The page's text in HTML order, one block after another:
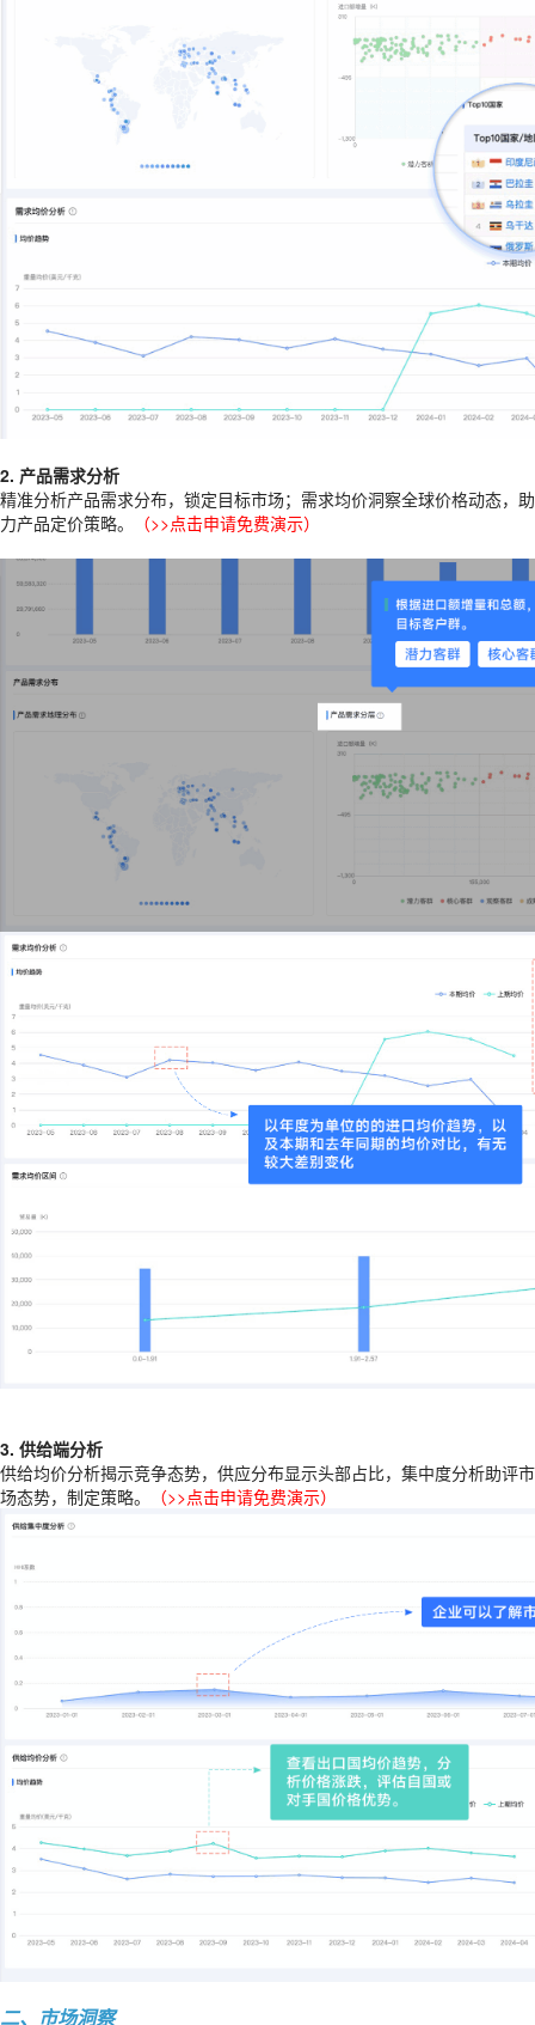
2. 产品需求分析
精准分析产品需求分布，锁定目标市场；需求均价洞察全球价格动态，助
力产品定价策略。
（>>点击申请免费演示）
3. 供给端分析
供给均价分析揭示竞争态势，供应分布显示头部占比，集中度分析助评市
场态势，制定策略。
（>>点击申请免费演示）
二、市场洞察